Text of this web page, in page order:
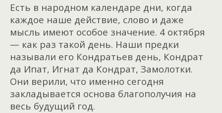
Есть в народном календаре дни, когда
каждое наше действие, слово и даже
мысль имеют особое значение. 4 октября
— как раз такой день. Наши предки
называли его Кондратьев день, Кондрат
да Ипат, Игнат да Кондрат, Замолотки.
Они верили, что именно сегодня
закладывается основа благополучия на
весь будущий год.